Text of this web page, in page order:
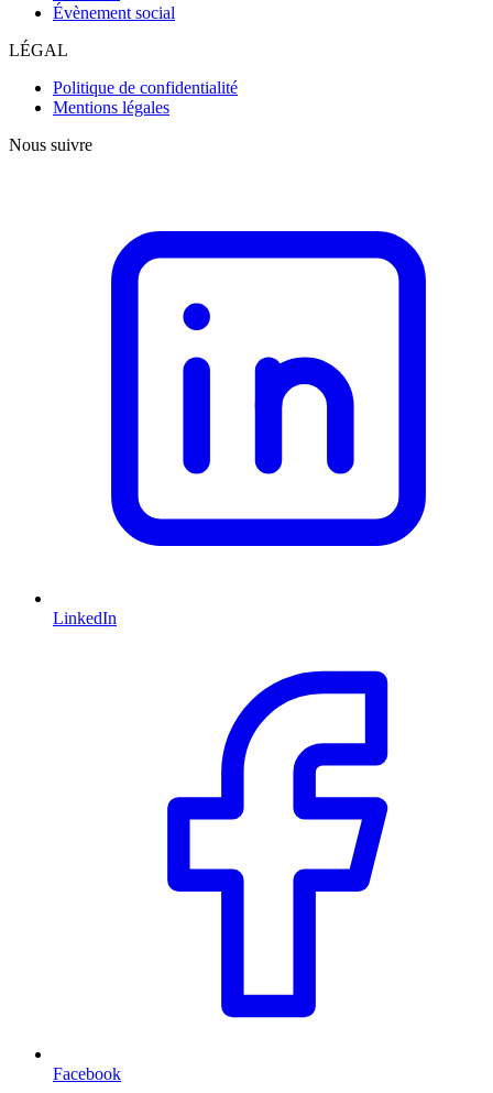
Évènement social
LÉGAL
Politique de confidentialité
Mentions légales
Nous suivre
LinkedIn
Facebook